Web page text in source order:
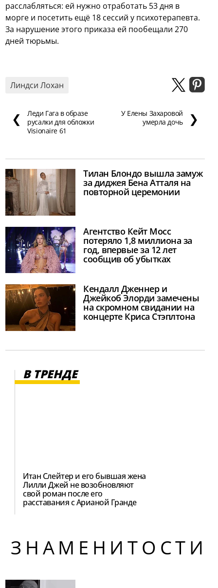
расслабляться: ей нужно отработать 53 дня в
морге и посетить ещё 18 сессий у психотерапевта.
За нарушение этого приказа ей пообещали 270
дней тюрьмы.
Линдси Лохан
❮
Леди Гага в образе
русалки для обложки
Visionaire 61
У Елены Захаровой
умерла дочь
❯
Тилан Блондо вышла замуж
за диджея Бена Атталя на
повторной церемонии
Агентство Кейт Мосс
потеряло 1,8 миллиона за
год, впервые за 12 лет
сообщив об убытках
Кендалл Дженнер и
Джейкоб Элорди замечены
на скромном свидании на
концерте Криса Стэплтона
В ТРЕНДЕ
Итан Слейтер и его бывшая жена
Лилли Джей не возобновляют
свой роман после его
расставания с Арианой Гранде
ЗНАМЕНИТОСТИ